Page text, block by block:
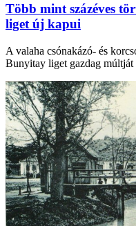
Több mint százéves
liget új kapui
A valaha csónakázó- és
Bunyitay liget gazdag múltját